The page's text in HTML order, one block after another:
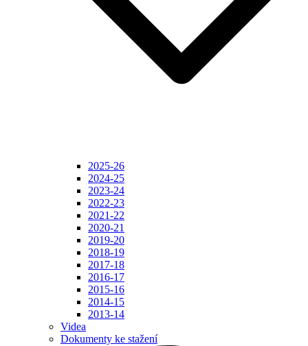
2025-26
2024-25
2023-24
2022-23
2021-22
2020-21
2019-20
2018-19
2017-18
2016-17
2015-16
2014-15
2013-14
Videa
Dokumenty ke stažení